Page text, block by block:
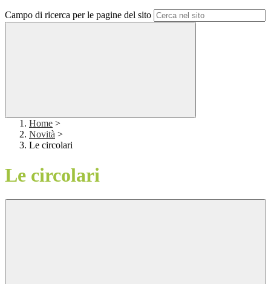
Campo di ricerca per le pagine del sito
Home >
Novità >
Le circolari
Le circolari